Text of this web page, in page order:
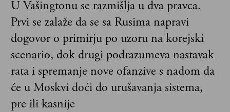
U Vašingtonu se razmišlja u dva pravca.
Prvi se zalaže da se sa Rusima napravi
dogovor o primirju po uzoru na korejski
scenario, dok drugi podrazumeva nastavak
rata i spremanje nove ofanzive s nadom da
će u Moskvi doći do urušavanja sistema,
pre ili kasnije